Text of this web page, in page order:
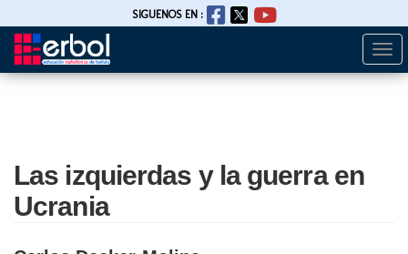
Pasar
SIGUENOS EN :
Las izquierdas y la guerra en
Ucrania